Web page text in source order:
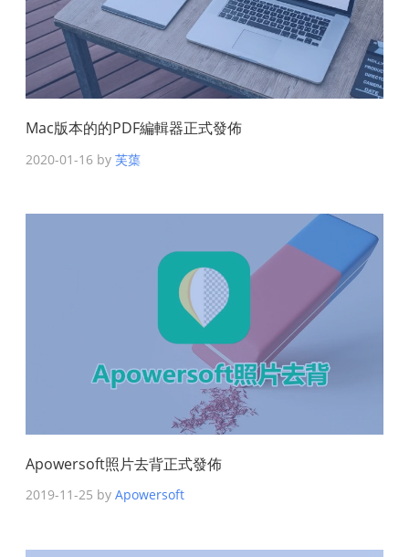
Mac版本的的PDF編輯器正式發佈
2020-01-16 by 芙蕖
Apowersoft照片去背正式發佈
2019-11-25 by Apowersoft